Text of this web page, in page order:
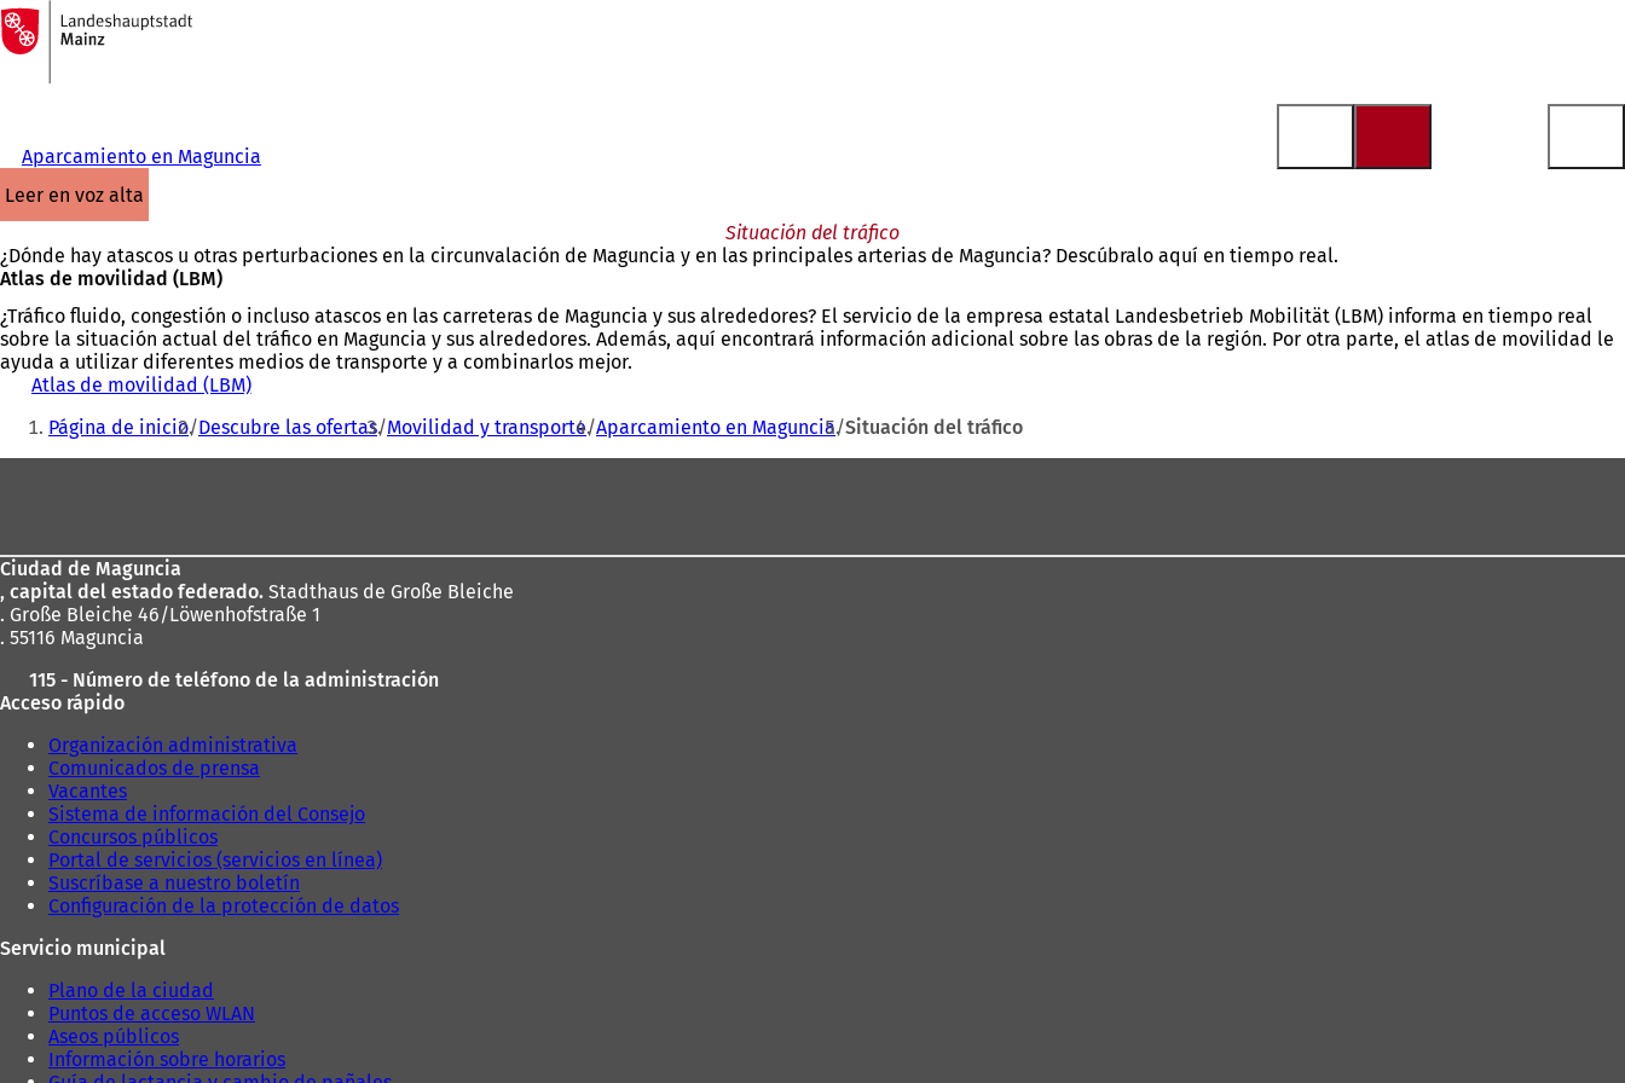
Saltar al contenido
A
la
página
Aparcamiento en Maguncia
leer en voz alta
Situación del tráfico
¿Dónde hay atascos u otras perturbaciones en la circunvalación de Maguncia y en las principales arterias de Maguncia? Descúbralo aquí en tiempo real.
Atlas de movilidad (LBM)
¿Tráfico fluido, congestión o incluso atascos en las carreteras de Maguncia y sus alrededores? El servicio de la empresa estatal Landesbetrieb Mobilität (LBM) informa en tiempo real
sobre la situación actual del tráfico en Maguncia y sus alrededores. Además, aquí encontrará información adicional sobre las obras de la región. Por otra parte, el atlas de movilidad le
ayuda a utilizar diferentes medios de transporte y a combinarlos mejor.
Atlas de movilidad (LBM)(
e
a
u
n
u
a
p
s
a
ñ
a
Estás
aquí:
Página de inicio Descubre las ofertas Movilidad y transporte Aparcamiento en Maguncia Situación del tráfico
pies
Ciudad de Maguncia
, capital del estado federado. Stadthaus de Große Bleiche
. Große Bleiche 46/Löwenhofstraße 1
. 55116 Maguncia
115 - Número de teléfono de la administración
Acceso rápido
Organización administrativa
Comunicados de prensa
Vacantes
Sistema de información del Consejo
Concursos públicos
Portal de servicios (servicios en línea)
Suscríbase a nuestro boletín
Configuración de la protección de datos
Servicio municipal
Plano de la ciudad
Puntos de acceso WLAN
Aseos públicos
Información sobre horarios